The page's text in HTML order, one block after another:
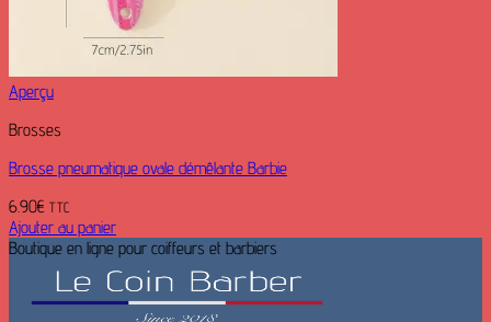
Aperçu
Brosses
Brosse pneumatique ovale démêlante Barbie
6.90€ TTC
Ajouter au panier
Boutique en ligne pour coiffeurs et barbiers